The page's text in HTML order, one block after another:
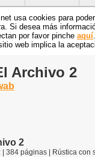
usa cookies para
Si desea más
por favor pinche aquí
web implica la
Archivo 2
2
384 páginas | Rústica con